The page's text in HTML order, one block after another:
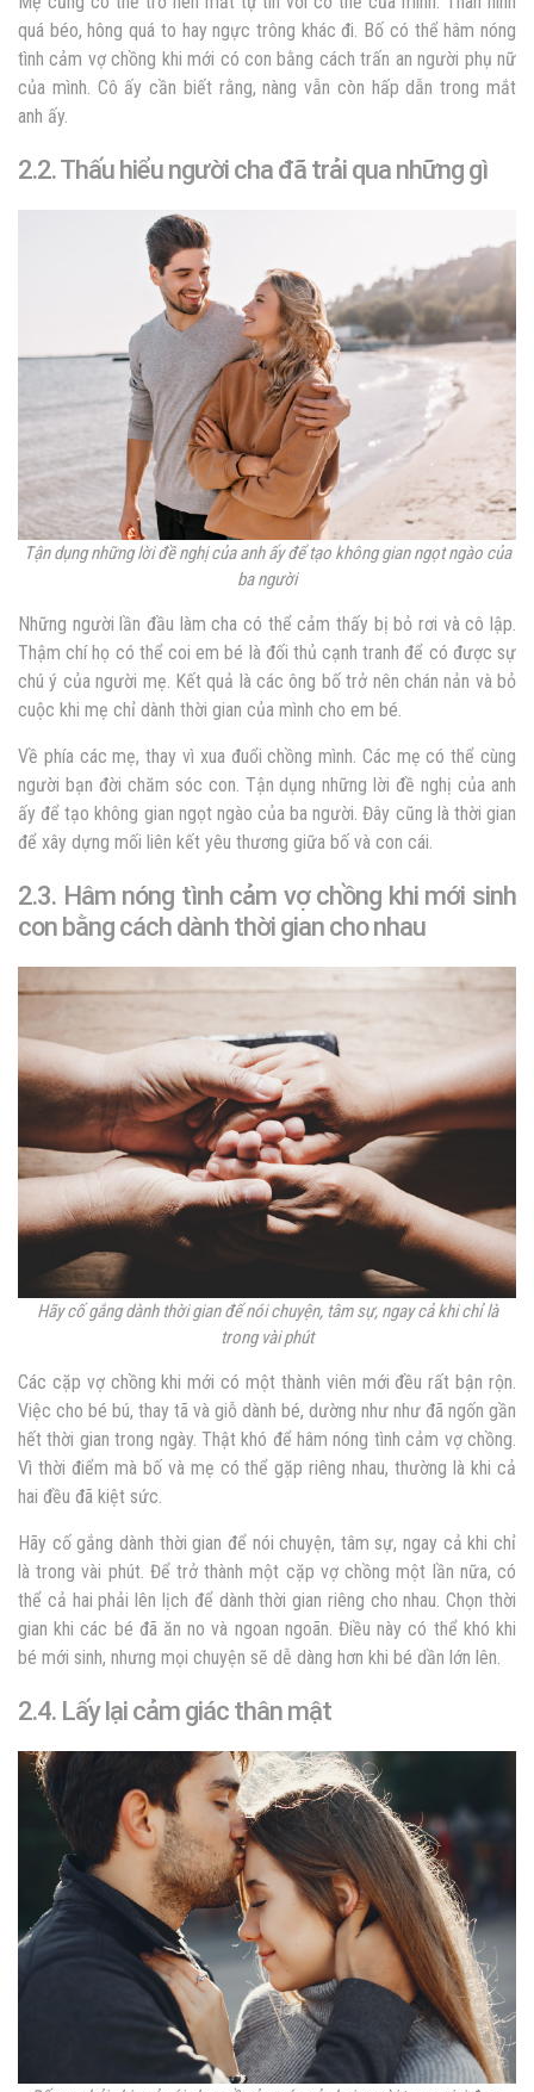
quá béo, hông quá to hay ngực trông khác đi. Bố có thểhâm nóng
tình cảm vợ chồng khi mới có con bằng cách trấn an người phụ nữ
của mình. Cô ấy cần biết rằng, nàng vẫn còn hấp dẫn trong mắt
anh ấy.
2.2. Thấu hiểu người cha đã trải qua những gì
Tận dụng những lời đề nghị của anh ấy để tạo không gian ngọt ngào của
ba người
Những người lần đầu làm cha có thể cảm thấy bị bỏ rơi và cô lập.
Thậm chí họ có thể coi em bé là đối thủ cạnh tranh để có được sự
chú ý của người mẹ. Kết quả là các ông bố trở nên chán nản và bỏ
cuộc khi mẹ chỉ dành thời gian của mình cho em bé.
Về phía các mẹ, thay vì xua đuổi chồng mình. Các mẹ có thể cùng
người bạn đời chăm sóc con. Tận dụng những lời đề nghị của anh
ấy để tạo không gian ngọt ngào của ba người. Đây cũng là thời gian
để xây dựng mối liên kết yêu thương giữa bố và con cái.
2.3. Hâm nóng tình cảm vợ chồng khi mới sinh
con bằng cách dành thời gian cho nhau
Hãy cố gắng dành thời gian để nói chuyện, tâm sự, ngay cả khi chỉ là
trong vài phút
Các cặp vợ chồng khi mới có một thành viên mới đều rất bận rộn.
Việc cho bé bú, thay tã và giỗ dành bé, dường như như đã ngốn gần
hết thời gian trong ngày. Thật khó đểhâm nóng tình cảm vợ chồng.
Vì thời điểm mà bố và mẹ có thể gặp riêng nhau, thường là khi cả
hai đều đã kiệt sức.
Hãy cố gắng dành thời gian để nói chuyện, tâm sự, ngay cả khi chỉ
là trong vài phút. Để trở thành một cặp vợ chồng một lần nữa, có
thể cả hai phải lên lịch để dành thời gian riêng cho nhau. Chọn thời
gian khi các bé đã ăn no và ngoan ngoãn. Điều này có thể khó khi
bé mới sinh, nhưng mọi chuyện sẽ dễ dàng hơn khi bé dần lớn lên.
2.4. Lấy lại cảm giác thân mật